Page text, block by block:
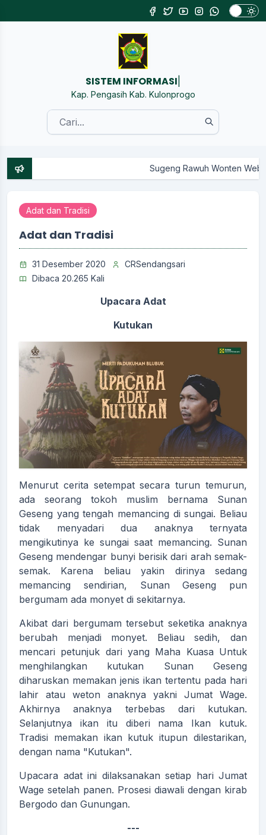
SISTEM INFORMASI KALURAHAN SENDANGS
Kap. Pengasih Kab. Kulonprogo
Sugeng Rawuh Wonten Website Resmi Pemerintah Kalurahan
Adat dan Tradisi
Adat dan Tradisi
31 Desember 2020
CRSendangsari
Dibaca 20.265 Kali
Upacara Adat
Kutukan
Menurut cerita setempat secara turun temurun,
ada seorang tokoh muslim bernama Sunan
Geseng yang tengah memancing di sungai. Beliau
tidak menyadari dua anaknya ternyata
mengikutinya ke sungai saat memancing. Sunan
Geseng mendengar bunyi berisik dari arah semak-
semak. Karena beliau yakin dirinya sedang
memancing sendirian, Sunan Geseng pun
bergumam ada monyet di sekitarnya.
Akibat dari bergumam tersebut seketika anaknya
berubah menjadi monyet. Beliau sedih, dan
mencari petunjuk dari yang Maha Kuasa Untuk
menghilangkan kutukan Sunan Geseng
diharuskan memakan jenis ikan tertentu pada hari
lahir atau weton anaknya yakni Jumat Wage.
Akhirnya anaknya terbebas dari kutukan.
Selanjutnya ikan itu diberi nama Ikan kutuk.
Tradisi memakan ikan kutuk itupun dilestarikan,
dengan nama "Kutukan".
Upacara adat ini dilaksanakan setiap hari Jumat
Wage setelah panen. Prosesi diawali dengan kirab
Bergodo dan Gunungan.
---